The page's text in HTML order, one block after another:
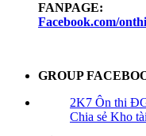
FANPAGE:
Facebook.com/
GROUP
2K7 Ôn thi
Chia sẻ Kho